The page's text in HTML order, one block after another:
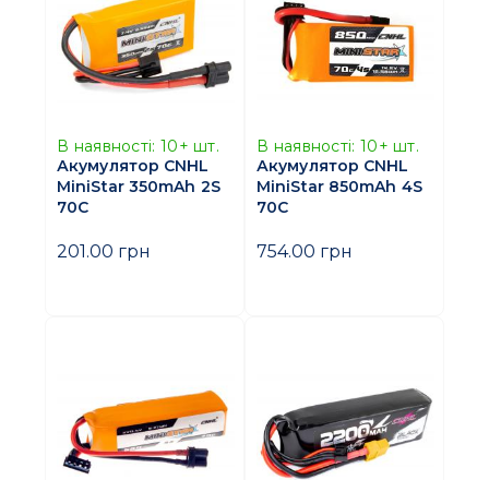
В наявності: 10+ шт.
Акумулятор CNHL
MiniStar 350mAh 2S
70C
201.00 грн
В наявності: 10+ шт.
Акумулятор CNHL
MiniStar 850mAh 4S
70C
754.00 грн